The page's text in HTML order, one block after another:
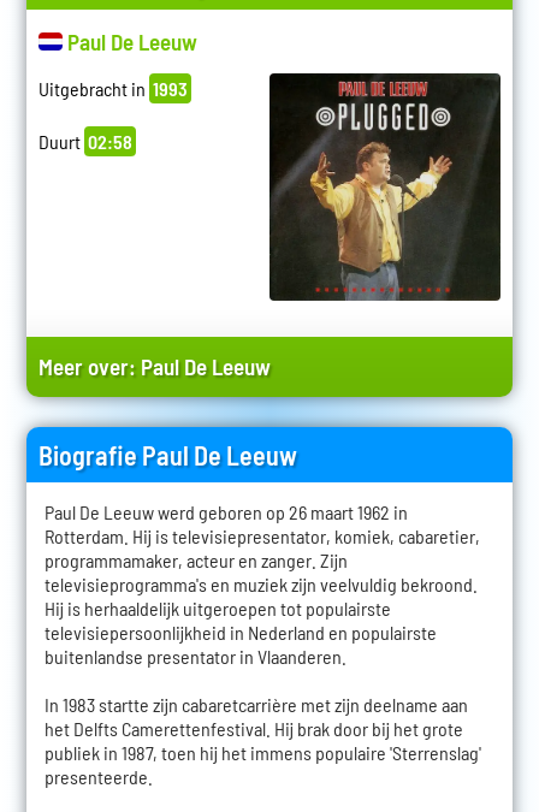
Paul De Leeuw
Uitgebracht in 1993
Duurt 02:58
Meer over: Paul De Leeuw
Biografie Paul De Leeuw
Paul De Leeuw werd geboren op 26 maart 1962 in
Rotterdam. Hij is televisiepresentator, komiek, cabaretier,
programmamaker, acteur en zanger. Zijn
televisieprogramma's en muziek zijn veelvuldig bekroond.
Hij is herhaaldelijk uitgeroepen tot populairste
televisiepersoonlijkheid in Nederland en populairste
buitenlandse presentator in Vlaanderen.
In 1983 startte zijn cabaretcarrière met zijn deelname aan
het Delfts Camerettenfestival. Hij brak door bij het grote
publiek in 1987, toen hij het immens populaire 'Sterrenslag'
presenteerde.